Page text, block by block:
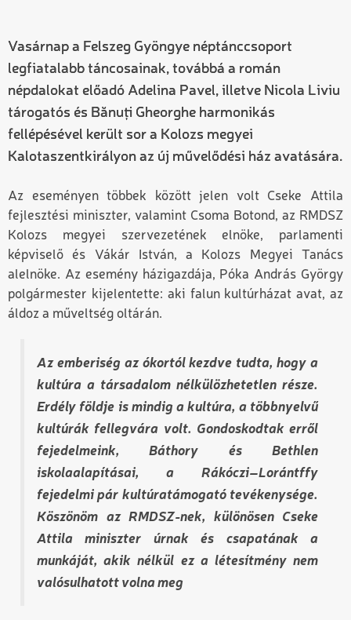
Vasárnap a Felszeg Gyöngye néptánccsoport
legfiatalabb táncosainak, továbbá a román
népdalokat előadó Adelina Pavel, illetve Nicola Liviu
tárogatós és Bănuți Gheorghe harmonikás
fellépésével került sor a Kolozs megyei
Kalotaszentkirályon az új művelődési ház avatására.
Az eseményen többek között jelen volt Cseke Attila
fejlesztési miniszter, valamint Csoma Botond, az RMDSZ
Kolozs megyei szervezetének elnöke, parlamenti
képviselő és Vákár István, a Kolozs Megyei Tanács
alelnöke. Az esemény házigazdája, Póka András György
polgármester kijelentette: aki falun kultúrházat avat, az
áldoz a műveltség oltárán.
Az emberiség az ókortól kezdve tudta, hogy a
kultúra a társadalom nélkülözhetetlen része.
Erdély földje is mindig a kultúra, a többnyelvű
kultúrák fellegvára volt. Gondoskodtak erről
fejedelmeink, Báthory és Bethlen
iskolaalapításai, a Rákóczi–Lorántffy
fejedelmi pár kultúratámogató tevékenysége.
Köszönöm az RMDSZ-nek, különösen Cseke
Attila miniszter úrnak és csapatának a
munkáját, akik nélkül ez a létesítmény nem
valósulhatott volna meg